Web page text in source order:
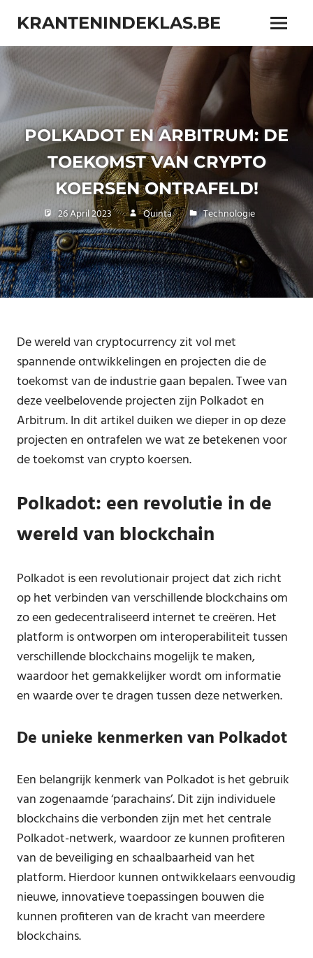
content
KRANTENINDEKLAS.BE
Online
met
interessante
onderwerpen
Menu
POLKADOT EN ARBITRUM: DE
TOEKOMST VAN CRYPTO
KOERSEN ONTRAFELD!
26 April 2023 Quinta Technologie
De wereld van cryptocurrency zit vol met
spannende ontwikkelingen en projecten die de
toekomst van de industrie gaan bepalen. Twee van
deze veelbelovende projecten zijn Polkadot en
Arbitrum. In dit artikel duiken we dieper in op deze
projecten en ontrafelen we wat ze betekenen voor
de toekomst van crypto koersen.
Polkadot: een revolutie in de
wereld van blockchain
Polkadot is een revolutionair project dat zich richt
op het verbinden van verschillende blockchains om
zo een gedecentraliseerd internet te creëren. Het
platform is ontworpen om interoperabiliteit tussen
verschillende blockchains mogelijk te maken,
waardoor het gemakkelijker wordt om informatie
en waarde over te dragen tussen deze netwerken.
De unieke kenmerken van Polkadot
Een belangrijk kenmerk van Polkadot is het gebruik
van zogenaamde ‘parachains’. Dit zijn individuele
blockchains die verbonden zijn met het centrale
Polkadot-netwerk, waardoor ze kunnen profiteren
van de beveiliging en schaalbaarheid van het
platform. Hierdoor kunnen ontwikkelaars eenvoudig
nieuwe, innovatieve toepassingen bouwen die
kunnen profiteren van de kracht van meerdere
blockchains.